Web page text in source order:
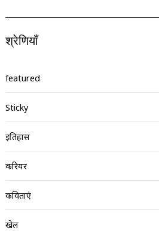
श्रेणियाँ
featured
Sticky
इतिहास
करियर
कविताएं
खेल